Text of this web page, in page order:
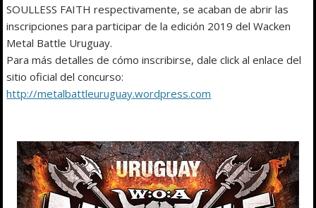
SOULLESS FAITH respectivamente, se acaban de abrir las
inscripciones para participar de la edición 2019 del Wacken
Metal Battle Uruguay.
Para más detalles de cómo inscribirse, dale click al enlace del
sitio oficial del concurso:
http://metalbattleuruguay.wordpress.com